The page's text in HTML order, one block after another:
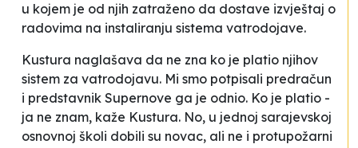
u kojem je od njih zatraženo da dostave izvještaj o
radovima na instaliranju sistema vatrodojave.
Kustura naglašava da ne zna ko je platio njihov
sistem za vatrodojavu. Mi smo potpisali predračun
i predstavnik Supernove ga je odnio. Ko je platio -
ja ne znam, kaže Kustura. No, u jednoj sarajevskoj
osnovnoj školi dobili su novac, ali ne i protupožarni